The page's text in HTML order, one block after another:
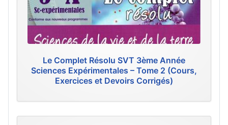
Le Complet Résolu SVT 3ème Année
Sciences Expérimentales – Tome 2 (Cours,
Exercices et Devoirs Corrigés)